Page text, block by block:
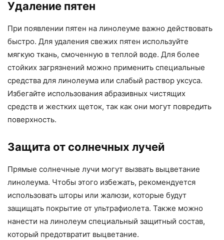
Удаление пятен
При появлении пятен на линолеуме важно действовать
быстро. Для удаления свежих пятен используйте
мягкую ткань, смоченную в теплой воде. Для более
стойких загрязнений можно применить специальные
средства для линолеума или слабый раствор уксуса.
Избегайте использования абразивных чистящих
средств и жестких щеток, так как они могут повредить
поверхность.
Защита от солнечных лучей
Прямые солнечные лучи могут вызвать выцветание
линолеума. Чтобы этого избежать, рекомендуется
использовать шторы или жалюзи, которые будут
защищать покрытие от ультрафиолета. Также можно
нанести на линолеум специальный защитный состав,
который предотвратит выцветание.